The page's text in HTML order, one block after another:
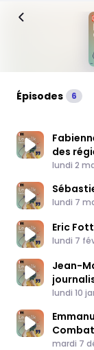
Épisodes 6
des
lundi 2
lundi 7
Eric
lundi 7
Jean-
lundi 10
Combat
mardi 7